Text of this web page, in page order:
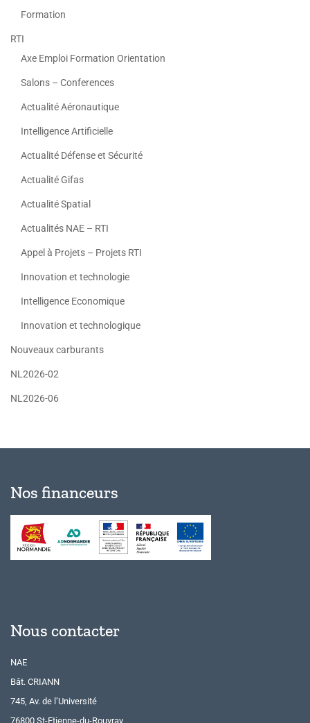
Formation
RTI
Axe Emploi Formation Orientation
Salons – Conferences
Actualité Aéronautique
Intelligence Artificielle
Actualité Défense et Sécurité
Actualité Gifas
Actualité Spatial
Actualités NAE – RTI
Appel à Projets – Projets RTI
Innovation et technologie
Intelligence Economique
Innovation et technologique
Nouveaux carburants
NL2026-02
NL2026-06
Nos financeurs
Nous contacter
NAE
Bât. CRIANN
745, Av. de l’Université
76800 St-Etienne-du-Rouvray